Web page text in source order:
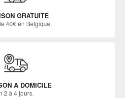
GRATUITE
40€ en Belgique.
À DOMICILE
2 à 4 jours.